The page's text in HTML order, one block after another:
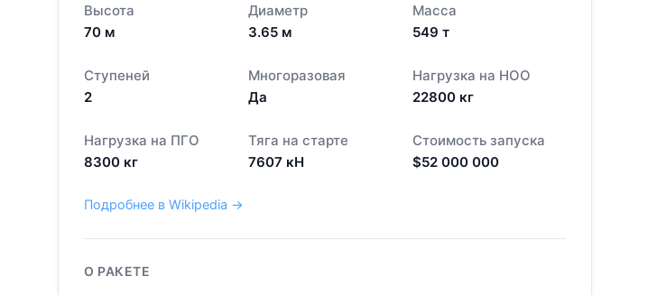
Высота
70 м
Диаметр
3.65 м
Масса
549 т
Ступеней
2
Многоразовая
Да
Нагрузка на НОО
22800 кг
Нагрузка на ПГО
8300 кг
Тяга на старте
7607 кН
Стоимость запуска
$52 000 000
Подробнее в Wikipedia →
О РАКЕТЕ